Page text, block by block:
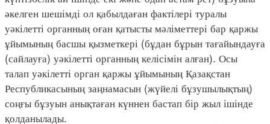
әкелген шешімді ол қабылдаған фактілері туралы
уәкілетті органның оған қатысты мәліметтері бар қаржы
ұйымының басшы қызметкері (бұдан бұрын тағайындауға
(сайлауға) уәкілетті органның келісімін алған). Осы
талап уәкілетті орган қаржы ұйымының Қазақстан
Республикасының заңнамасын (жүйелі бұзушылықтың)
соңғы бұзуын анықтаған күннен бастап бір жыл ішінде
қолданылады.